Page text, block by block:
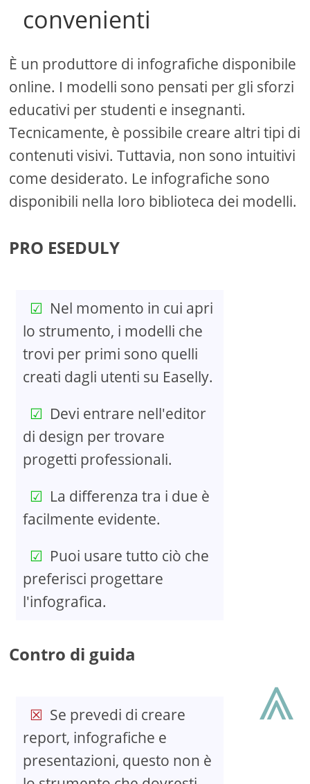
convenienti
È un produttore di infografiche disponibile
online. I modelli sono pensati per gli sforzi
educativi per studenti e insegnanti.
Tecnicamente, è possibile creare altri tipi di
contenuti visivi. Tuttavia, non sono intuitivi
come desiderato. Le infografiche sono
disponibili nella loro biblioteca dei modelli.
PRO ESEDULY
Nel momento in cui apri
lo strumento, i modelli che
trovi per primi sono quelli
creati dagli utenti su Easelly.
Devi entrare nell'editor
di design per trovare
progetti professionali.
La differenza tra i due è
facilmente evidente.
Puoi usare tutto ciò che
preferisci progettare
l'infografica.
Contro di guida
Se prevedi di creare
report, infografiche e
presentazioni, questo non è
⩓